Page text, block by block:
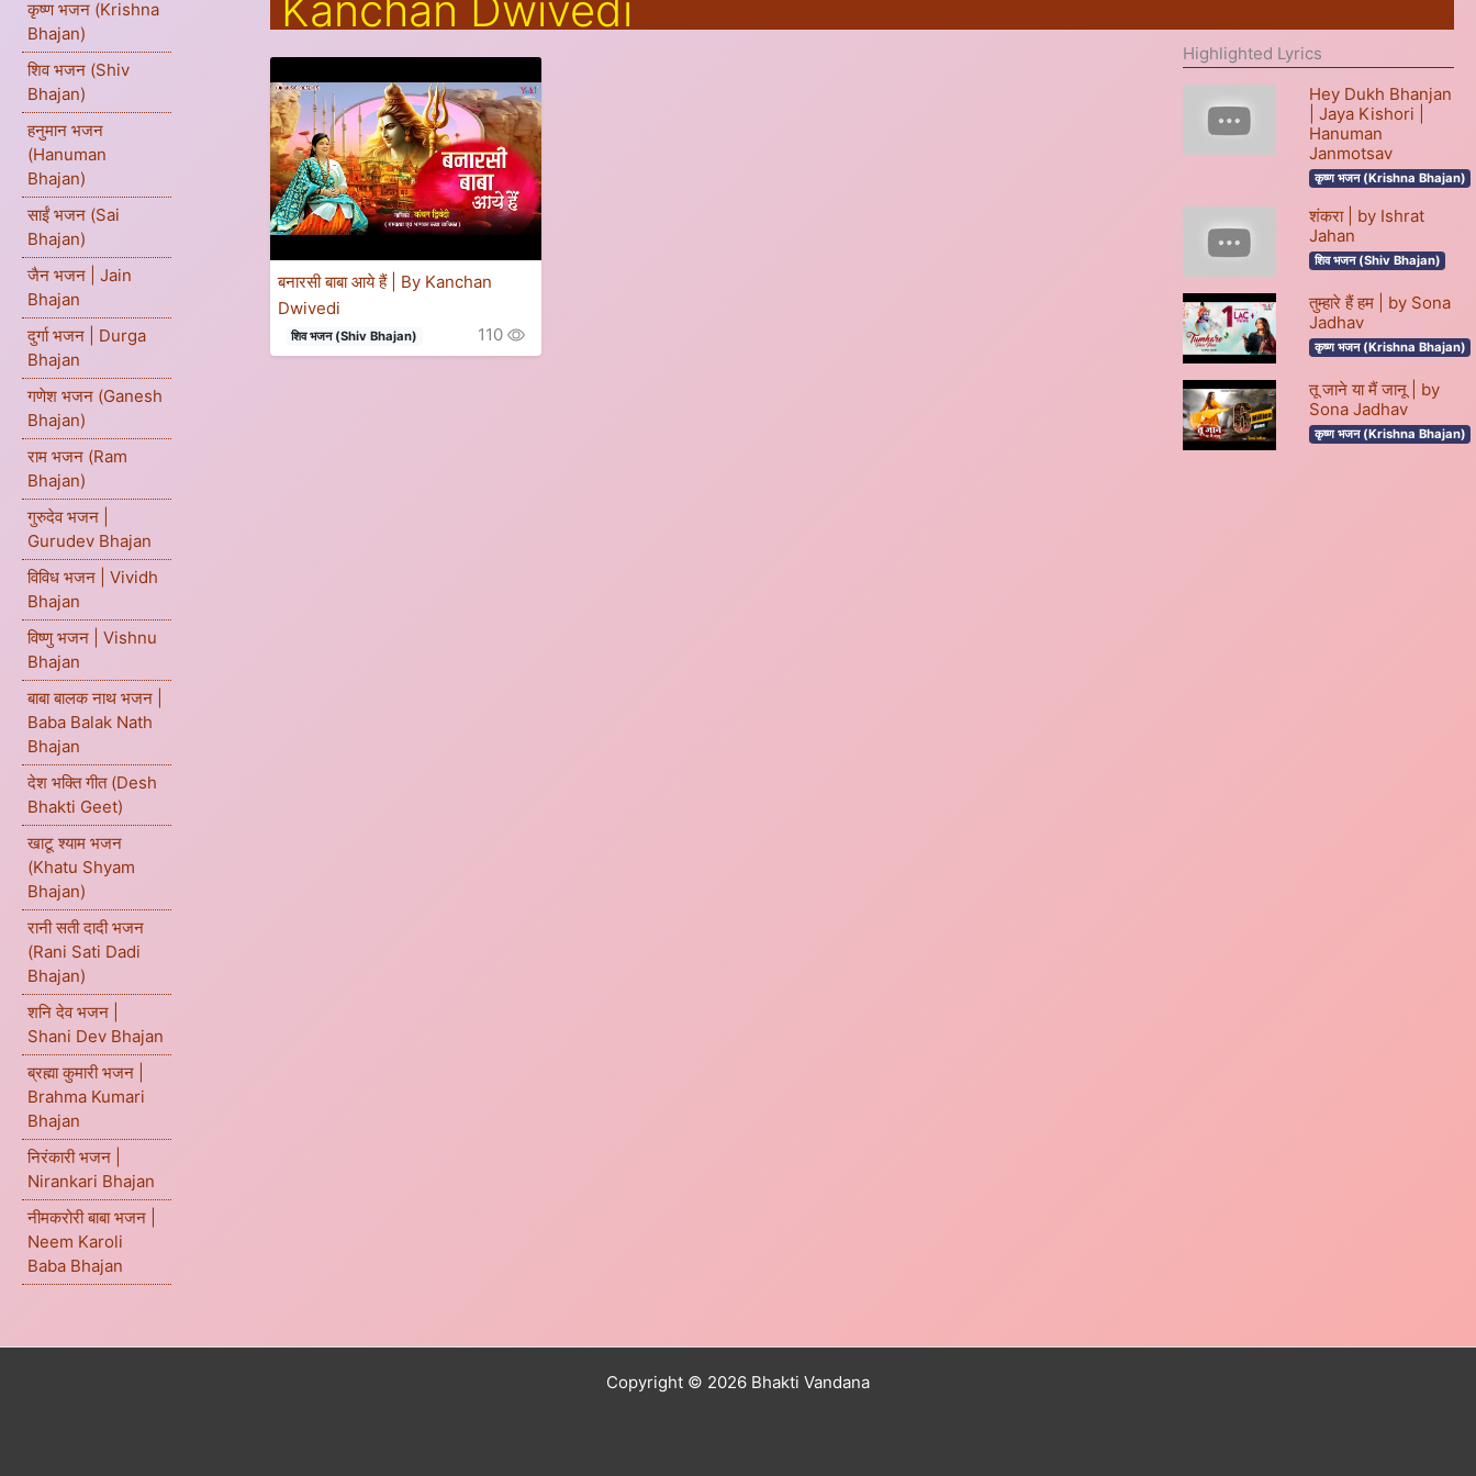
कृष्ण भजन (Krishna
Bhajan)
शिव भजन (Shiv
Bhajan)
हनुमान भजन
(Hanuman
Bhajan)
साईं भजन (Sai
Bhajan)
जैन भजन | Jain
Bhajan
दुर्गा भजन | Durga
Bhajan
गणेश भजन (Ganesh
Bhajan)
राम भजन (Ram
Bhajan)
गुरुदेव भजन |
Gurudev Bhajan
विविध भजन | Vividh
Bhajan
विष्णु भजन | Vishnu
Bhajan
बाबा बालक नाथ भजन |
Baba Balak Nath
Bhajan
देश भक्ति गीत (Desh
Bhakti Geet)
खाटू श्याम भजन
(Khatu Shyam
Bhajan)
रानी सती दादी भजन
(Rani Sati Dadi
Bhajan)
शनि देव भजन |
Shani Dev Bhajan
ब्रह्मा कुमारी भजन |
Brahma Kumari
Bhajan
निरंकारी भजन |
Nirankari Bhajan
नीमकरोरी बाबा भजन |
Neem Karoli
Baba Bhajan
बनारसी बाबा आये हैं | By Kanchan
Dwivedi
शिव भजन (Shiv Bhajan) 110
Highlighted Lyrics
Hey Dukh Bhanjan
| Jaya Kishori |
Hanuman
Janmotsav
कृष्ण भजन (Krishna Bhajan)
शंकरा | by Ishrat
Jahan
शिव भजन (Shiv Bhajan)
तुम्हारे हैं हम | by Sona
Jadhav
कृष्ण भजन (Krishna Bhajan)
तू जाने या मैं जानू | by
Sona Jadhav
कृष्ण भजन (Krishna Bhajan)
Copyright © 2026 Bhakti Vandana